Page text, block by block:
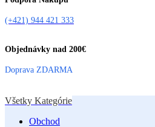
(+421) 944 421 333
Objednávky nad 200€
Doprava ZDARMA
Všetky Kategórie
Obchod